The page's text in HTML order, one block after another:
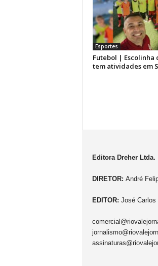
Esportes
Futebol | Escolinha
tem atividades em
Editora Dreher Ltda.
DIRETOR: André
EDITOR: José Carlos